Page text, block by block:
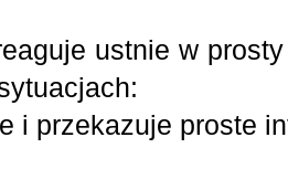
ustnie w
i przekazuje proste